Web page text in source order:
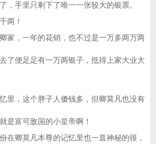
，手里只剩下了唯一一张较大的银票。
两！
，一年的花销，也不过是一万多两万两
了便足足有一万两银子，抵得上家大业大
，这个胖子人傻钱多，但卿莫凡也没有
是富可敌国的小皇帝啊！
卿莫凡本尊的记忆里也一直神秘的很，